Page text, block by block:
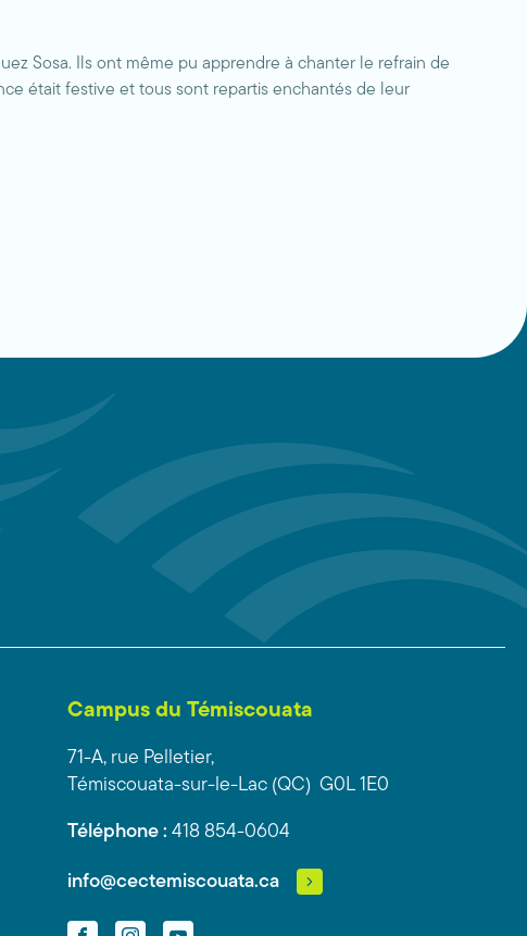
Sosa. Ils ont même pu apprendre à chanter le refrain de
était festive et tous sont repartis enchantés de leur
Campus du Témiscouata
71-A, rue Pelletier,
Témiscouata-sur-le-Lac (QC) G0L 1E0
Téléphone : 418 854-0604
info@cectemiscouata.ca
FacebookInstagramYouTube